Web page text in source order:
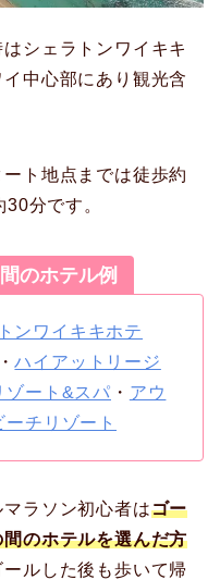
シェラトンワイキキ
中心部にあり観光含
ト地点までは徒歩約
分です。
のホテル例
ンワイキキホテ
・ハイアットリージ
ゾート&スパ ・ アウ
チリゾート
ラソン初心者はゴー
のホテルを選んだ方
ルした後も歩いて帰